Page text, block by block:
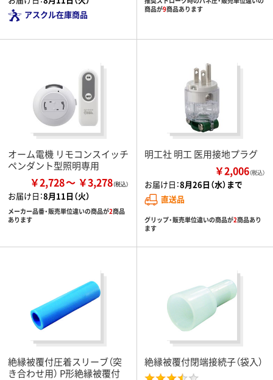
アスクル在庫商品
商品が9商品あります
オーム電機 リモコンスイッチ
ペンダント型照明専用
￥2,728 ￥3,278
お届け日：8月11日（火）
メーカー品番・販売単位違いの商品が2商品
あります
明工社 明工 医用接地プラグ
￥2,006（税込）
お届け日：8月26日（水）まで
直送品
グリップ・販売単位違いの商品が2商品あり
ます
絶縁被覆付圧着スリーブ（突
き合わせ用） P形絶縁被覆付
絶縁被覆付閉端接続子（袋入）